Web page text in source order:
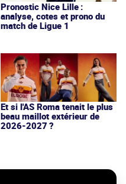
Pronostic Nice Lille :
analyse, cotes et prono du
match de Ligue 1
Et si l'AS Roma tenait le plus
beau maillot extérieur de
2026-2027 ?